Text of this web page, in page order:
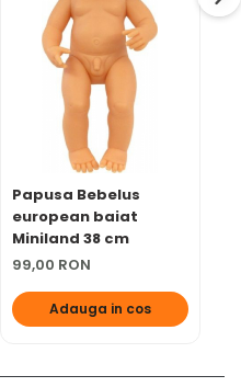
Papusa Bebelus
european baiat
Miniland 38 cm
99,00 RON
Adauga in cos